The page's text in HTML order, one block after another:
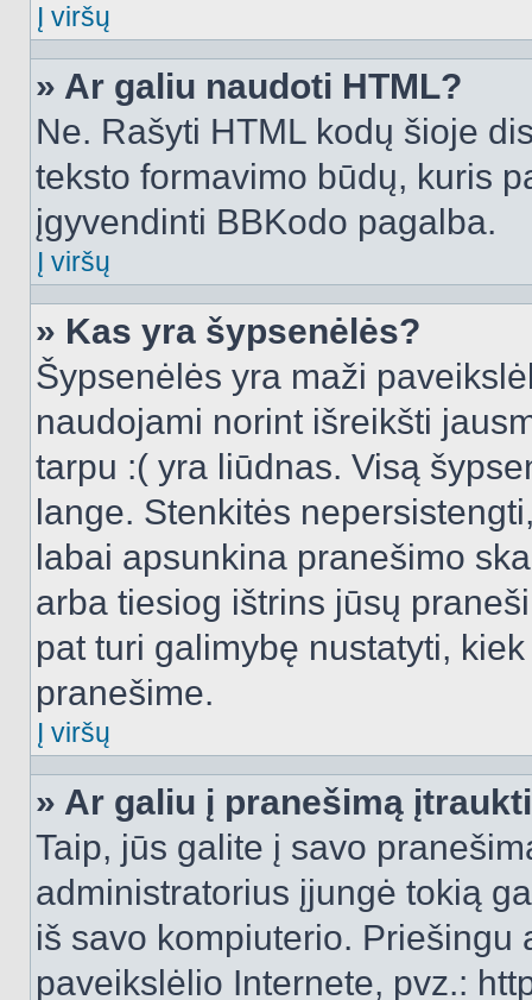
Į viršų
» Ar galiu naudoti HTML?
Ne. Rašyti HTML kodų šioje
teksto formavimo būdų, kuris
įgyvendinti BBKodo pagalba.
Į viršų
» Kas yra šypsenėlės?
Šypsenėlės yra maži
naudojami norint išreikšti
tarpu :( yra liūdnas. Visą
lange. Stenkitės
labai apsunkina pranešimo
arba tiesiog ištrins jūsų
pat turi galimybę nustatyti,
pranešime.
Į viršų
» Ar galiu į pranešimą
Taip, jūs galite į savo
administratorius įjungė tokią
iš savo kompiuterio.
paveikslėlio Internete, pvz.: